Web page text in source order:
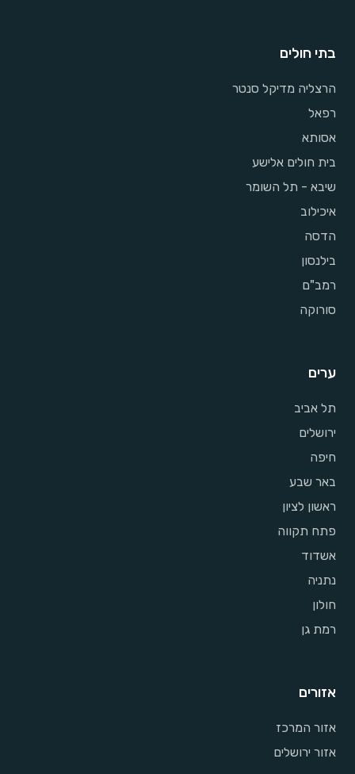
בתי חולים
הרצליה מדיקל סנטר
רפאל
אסותא
בית חולים אלישע
שיבא - תל השומר
איכילוב
הדסה
בילנסון
רמב"ם
סורוקה
ערים
תל אביב
ירושלים
חיפה
באר שבע
ראשון לציון
פתח תקווה
אשדוד
נתניה
חולון
רמת גן
אזורים
אזור המרכז
אזור ירושלים